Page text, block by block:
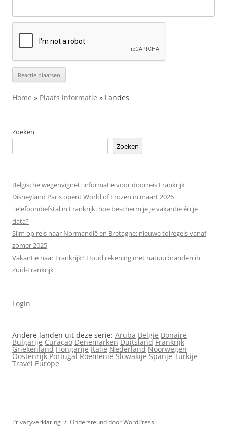
Home » Plaats informatie » Landes
Zoeken
Zoeken
Belgische wegenvignet: informatie voor doorreis Frankrijk
Disneyland Paris opent World of Frozen in maart 2026
Telefoondiefstal in Frankrijk: hoe bescherm je je vakantie én je
data?
Slim op reis naar Normandië en Bretagne: nieuwe tolregels vanaf
zomer 2025
Vakantie naar Frankrijk? Houd rekening met natuurbranden in
Zuid-Frankrijk
Login
Andere landen uit deze serie: Aruba België Bonaire
Bulgarije Curaçao Denemarken Duitsland Frankrijk
Griekenland Hongarije Italië Nederland Noorwegen
Oostenrijk Portugal Roemenië Slowakije Spanje Turkije
Travel Europe
Privacyverklaring Ondersteund door WordPress